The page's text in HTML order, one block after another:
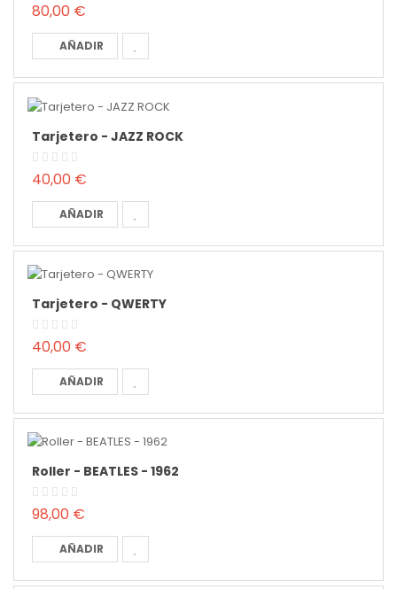
80,00 €
AÑADIR
Tarjetero - JAZZ ROCK
40,00 €
AÑADIR
Tarjetero - QWERTY
40,00 €
AÑADIR
Roller - BEATLES - 1962
98,00 €
AÑADIR